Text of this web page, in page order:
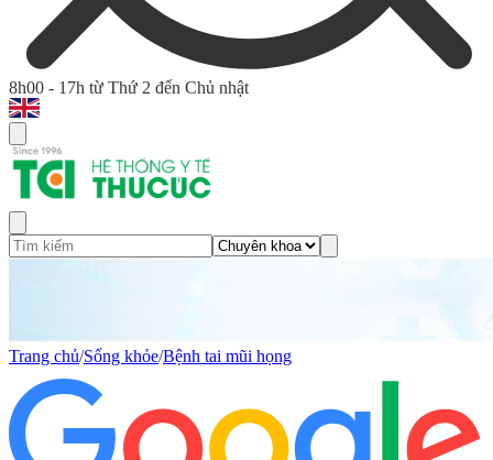
8h00 - 17h từ Thứ 2 đến Chủ nhật
Trang chủ/Sống khỏe/Bệnh tai mũi họng